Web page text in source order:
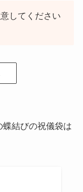
してください
結びの祝儀袋は